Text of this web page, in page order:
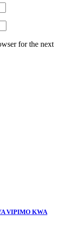
for the next
VIPIMO KWA